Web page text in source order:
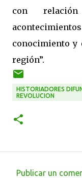
con
conocimiento y
región”.
HISTORIADORES
REVOLUCION
Publicar un